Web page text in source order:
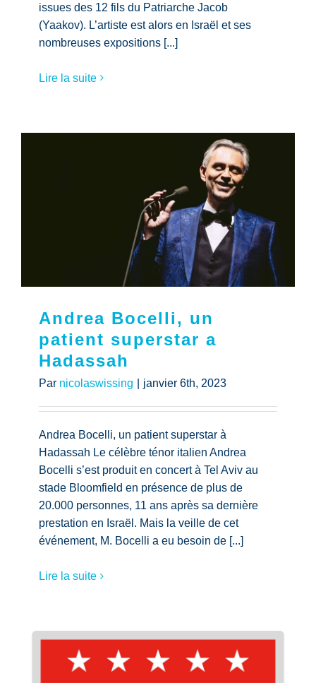
issues des 12 fils du Patriarche Jacob
(Yaakov). L’artiste est alors en Israël et ses
nombreuses expositions [...]
Lire la suite
Andrea Bocelli, un
patient superstar a
Hadassah
Par nicolaswissing janvier 6th, 2023
Andrea Bocelli, un patient superstar à
Hadassah Le célèbre ténor italien Andrea
Bocelli s’est produit en concert à Tel Aviv au
stade Bloomfield en présence de plus de
20.000 personnes, 11 ans après sa dernière
prestation en Israël. Mais la veille de cet
événement, M. Bocelli a eu besoin de [...]
Lire la suite